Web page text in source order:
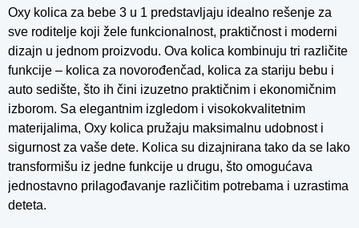
Oxy kolica za bebe 3 u 1 predstavljaju idealno rešenje za
sve roditelje koji žele funkcionalnost, praktičnost i moderni
dizajn u jednom proizvodu. Ova kolica kombinuju tri različite
funkcije – kolica za novorođenčad, kolica za stariju bebu i
auto sedište, što ih čini izuzetno praktičnim i ekonomičnim
izborom. Sa elegantnim izgledom i visokokvalitetnim
materijalima, Oxy kolica pružaju maksimalnu udobnost i
sigurnost za vaše dete. Kolica su dizajnirana tako da se lako
transformišu iz jedne funkcije u drugu, što omogućava
jednostavno prilagođavanje različitim potrebama i uzrastima
deteta.